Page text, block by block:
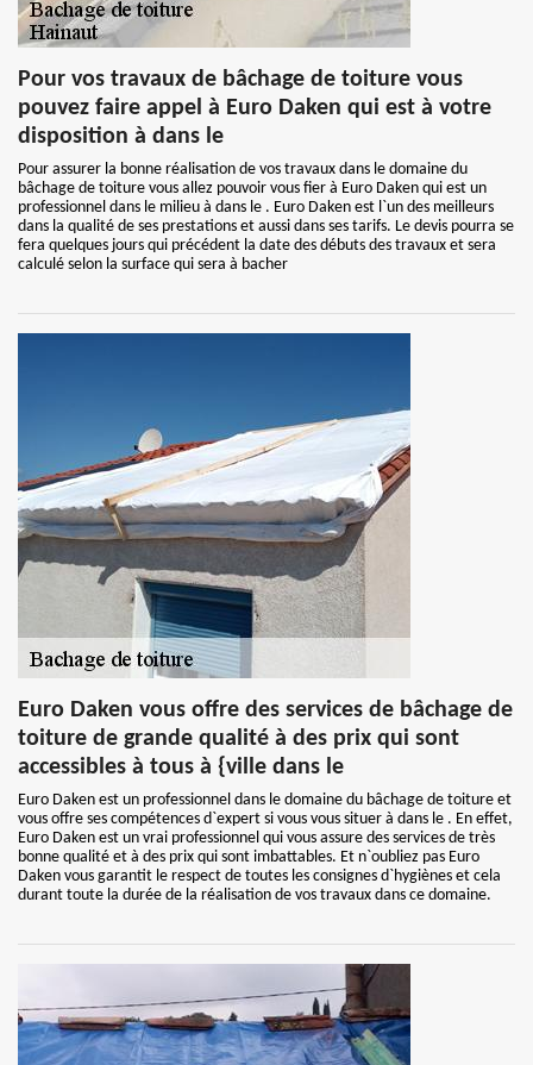
Pour vos travaux de bâchage de toiture vous
pouvez faire appel à Euro Daken qui est à votre
disposition à dans le
Pour assurer la bonne réalisation de vos travaux dans le domaine du
bâchage de toiture vous allez pouvoir vous fier à Euro Daken qui est un
professionnel dans le milieu à dans le . Euro Daken est l`un des meilleurs
dans la qualité de ses prestations et aussi dans ses tarifs. Le devis pourra se
fera quelques jours qui précédent la date des débuts des travaux et sera
calculé selon la surface qui sera à bacher
Euro Daken vous offre des services de bâchage de
toiture de grande qualité à des prix qui sont
accessibles à tous à {ville dans le
Euro Daken est un professionnel dans le domaine du bâchage de toiture et
vous offre ses compétences d`expert si vous vous situer à dans le . En effet,
Euro Daken est un vrai professionnel qui vous assure des services de très
bonne qualité et à des prix qui sont imbattables. Et n`oubliez pas Euro
Daken vous garantit le respect de toutes les consignes d`hygiènes et cela
durant toute la durée de la réalisation de vos travaux dans ce domaine.